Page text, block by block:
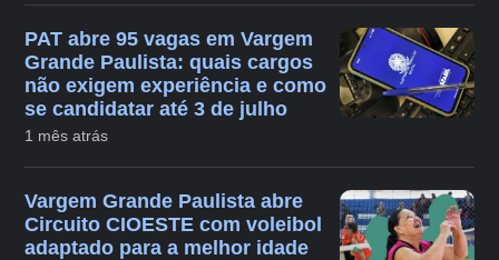
PAT abre 95 vagas em Vargem
Grande Paulista: quais cargos
não exigem experiência e como
se candidatar até 3 de julho
1 mês atrás
Vargem Grande Paulista abre
Circuito CIOESTE com voleibol
adaptado para a melhor idade